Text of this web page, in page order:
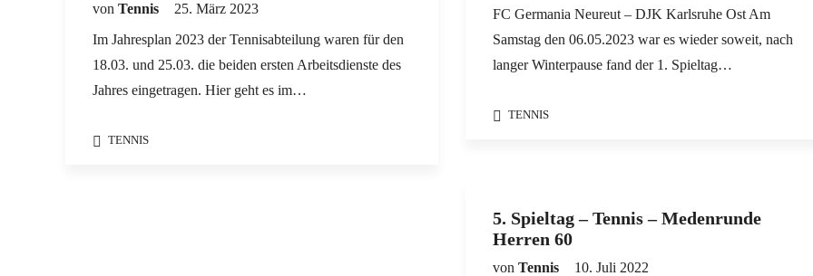
FC Germania Neureut – DJK Karlsruhe Ost Am
Samstag den 06.05.2023 war es wieder soweit, nach
langer Winterpause fand der 1. Spieltag…
TENNIS
von Tennis
25. März 2023
Im Jahresplan 2023 der Tennisabteilung waren für den
18.03. und 25.03. die beiden ersten Arbeitsdienste des
Jahres eingetragen. Hier geht es im…
TENNIS
5. Spieltag – Tennis – Medenrunde
Herren 60
von Tennis
10. Juli 2022